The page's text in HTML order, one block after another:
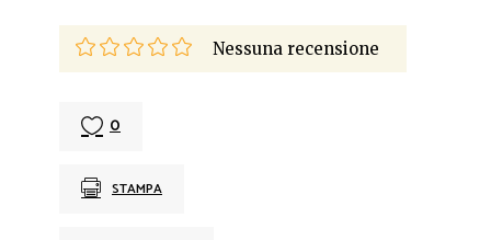
Nessuna recensione
0
STAMPA